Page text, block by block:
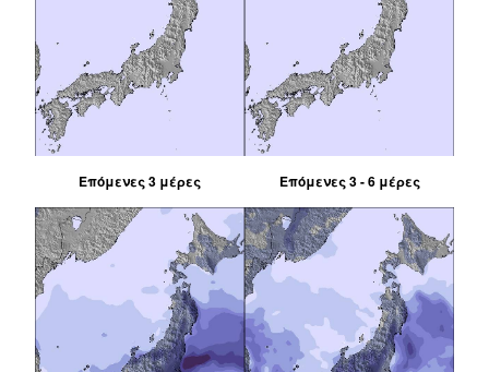
Επόμενες 3 μέρες Επόμενες 3 - 6 μέρες